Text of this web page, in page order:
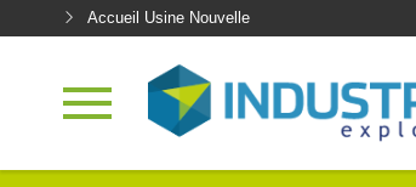
Accueil Usine Nouvelle